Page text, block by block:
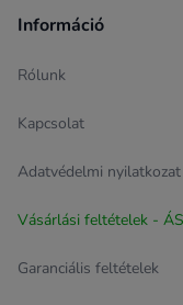
Információ
Rólunk
Kapcsolat
Adatvédelmi nyilatkozat
Vásárlási feltételek -
Garanciális feltételek